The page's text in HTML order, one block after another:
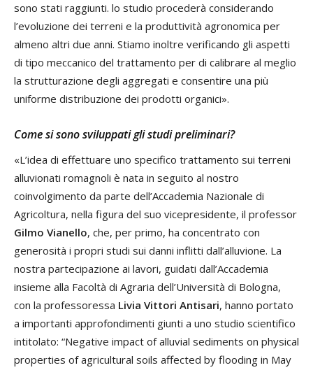
sono stati raggiunti. lo studio procederà considerando
l’evoluzione dei terreni e la produttività agronomica per
almeno altri due anni. Stiamo inoltre verificando gli aspetti
di tipo meccanico del trattamento per di calibrare al meglio
la strutturazione degli aggregati e consentire una più
uniforme distribuzione dei prodotti organici».
Come si sono sviluppati gli studi preliminari?
«L’idea di effettuare uno specifico trattamento sui terreni
alluvionati romagnoli è nata in seguito al nostro
coinvolgimento da parte dell’Accademia Nazionale di
Agricoltura, nella figura del suo vicepresidente, il professor
Gilmo Vianello, che, per primo, ha concentrato con
generosità i propri studi sui danni inflitti dall’alluvione. La
nostra partecipazione ai lavori, guidati dall’Accademia
insieme alla Facoltà di Agraria dell’Università di Bologna,
con la professoressa Livia Vittori Antisari, hanno portato
a importanti approfondimenti giunti a uno studio scientifico
intitolato: “Negative impact of alluvial sediments on physical
properties of agricultural soils affected by flooding in May